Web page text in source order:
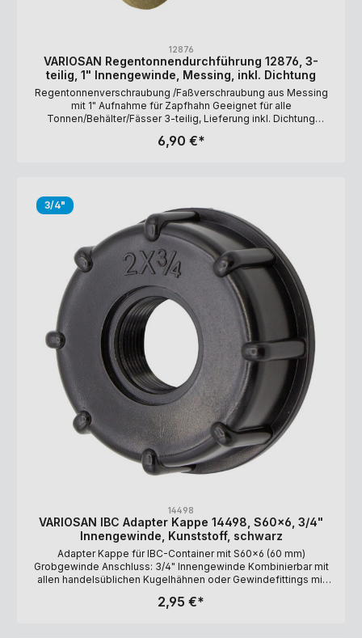
12876
VARIOSAN Regentonnendurchführung 12876, 3-
teilig, 1" Innengewinde, Messing, inkl. Dichtung
Regentonnenverschraubung /Faßverschraubung aus Messing
mit 1" Aufnahme für Zapfhahn Geeignet für alle
Tonnen/Behälter/Fässer 3-teilig, Lieferung inkl. Dichtung
eine einfache und dichte Verschraubung Maße: Innengewinde =
6,90 €*
3/4"
14498
VARIOSAN IBC Adapter Kappe 14498, S60x6, 3/4"
Innengewinde, Kunststoff, schwarz
Adapter Kappe für IBC-Container mit S60x6 (60 mm)
Grobgewinde Anschluss: 3/4" Innengewinde Kombinierbar mit
allen handelsüblichen Kugelhähnen oder Gewindefittings mit
2,95 €*